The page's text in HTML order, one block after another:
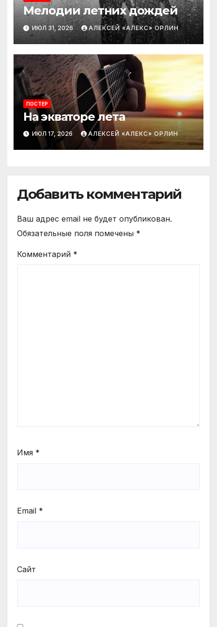
Мелодии летних дождей
ИЮЛ 31, 2026 АЛЕКСЕЙ «АЛЕКС» ОРЛИН
ПОСТЕР
На экваторе лета
ИЮЛ 17, 2026 АЛЕКСЕЙ «АЛЕКС» ОРЛИН
Добавить комментарий
Ваш адрес email не будет опубликован.
Обязательные поля помечены *
Комментарий *
Имя *
Email *
Сайт